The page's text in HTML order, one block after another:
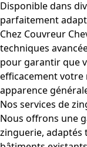
Disponible dans
parfaitement
Chez Couvreur
techniques
pour garantir que
efficacement votre
apparence
Nos services de
Nous offrons une
zinguerie, adaptés